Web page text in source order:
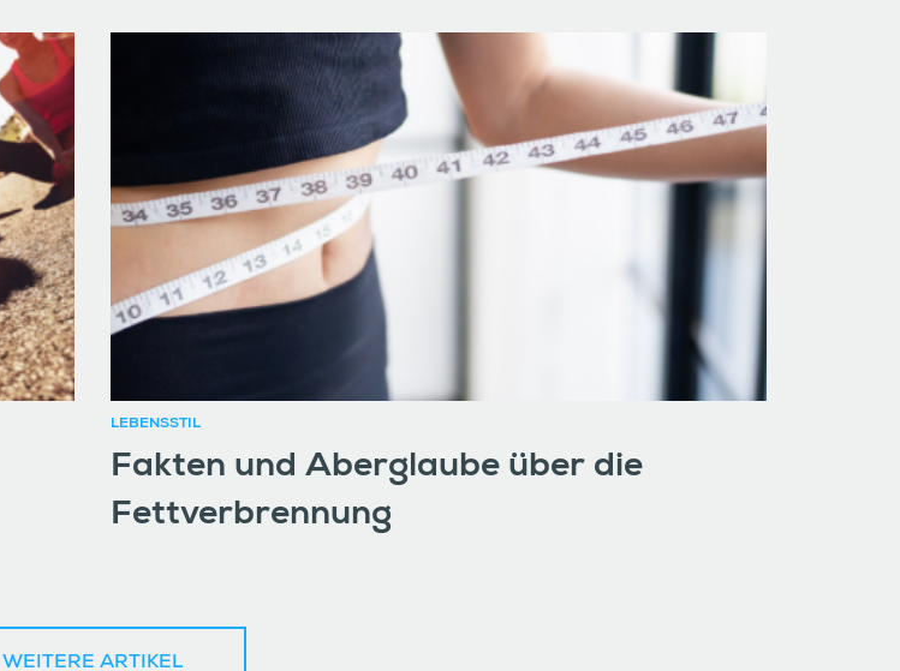
LEBENSSTIL
Fakten und Aberglaube über die
Fettverbrennung
WEITERE ARTIKEL